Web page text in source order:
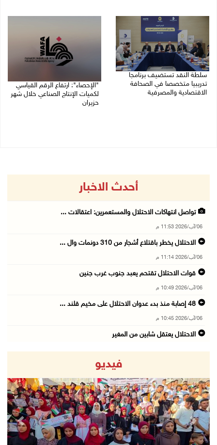
سلطة النقد تستضيف برنامجا
تدريبيا متخصصا في الصحافة
الاقتصادية والمصرفية
"الإحصاء": ارتفاع الرقم القياسي
لكميات الإنتاج الصناعي خلال شهر
حزيران
أحدث الاخبار
تواصل انتهاكات الاحتلال والمستعمرين: اعتقالات ...
06/آب/2026 11:53 م
الاحتلال يخطر باقتلاع أشجار من 310 دونمات وال ...
06/آب/2026 11:14 م
قوات الاحتلال تقتحم يعبد جنوب غرب جنين
06/آب/2026 10:49 م
48 إصابة منذ بدء عدوان الاحتلال على مخيم قلند ...
06/آب/2026 10:45 م
الاحتلال يعتقل شابين من المغير
وزير الداخلية يبحث مع مكافحة المخدرات الدولي ...
06/آب/2026 10:01 م
رئيس بلدية الخليل يطلع وفدا أميركيا على تطورا ...
06/آب/2026 09:59 م
06/آب/2026 09:17 م
فيديو
Next